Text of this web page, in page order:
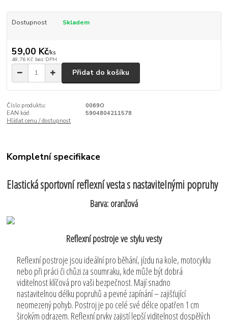
Dostupnost Skladem
59,00 Kč/ks
48,76 Kč bez DPH
Přidat do košíku
Číslo produktu:
0069O
EAN kód:
5904804211578
Hlídat cenu / dostupnost
Kompletní specifikace
Elastická sportovní reflexní vesta s nastavitelnými popruhy
Barva: oranžová
Reflexní postroje ve stylu vesty
Reflexní postroje jsou ideální pro běhání, jízdu na kole, motocyklu
nebo při práci či chůzi za soumraku, kde může být dobrá
viditelnost klíčová pro vaši bezpečnost. Mají snadno
nastavitelnou délku popruhů a pevné zapínání – zajišťující
neomezený pohyb. Postroj je po celé své délce opatřen 1 cm
širokým odrazem. Reflexní prvky zajistí lepší viditelnost dospělých